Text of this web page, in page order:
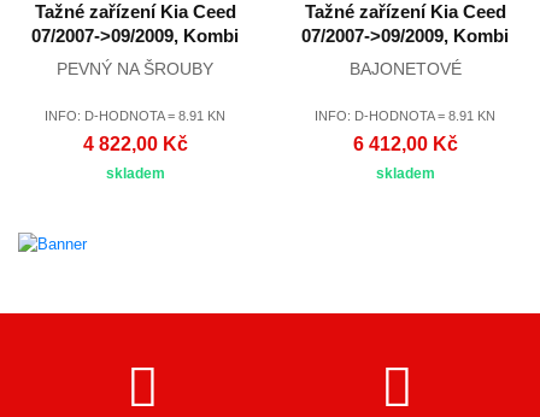
Tažné zařízení Kia Ceed
07/2007->09/2009, Kombi
PEVNÝ NA ŠROUBY
INFO: D-HODNOTA = 8.91 KN
4 822,00 Kč
skladem
Tažné zařízení Kia Ceed
07/2007->09/2009, Kombi
BAJONETOVÉ
INFO: D-HODNOTA = 8.91 KN
6 412,00 Kč
skladem